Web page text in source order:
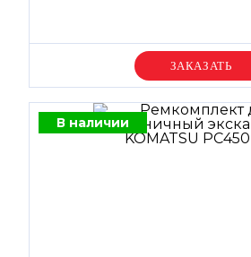
Уточняйте цену
В наличии